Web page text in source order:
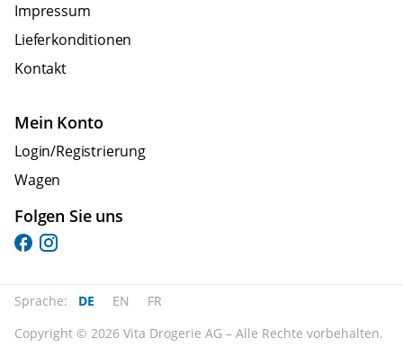
Impressum
Lieferkonditionen
Kontakt
Mein Konto
Login/Registrierung
Wagen
Folgen Sie uns
Copyright © 2026 Vita Drogerie AG – Alle Rechte vorbehalten.
Sprache: DE EN FR